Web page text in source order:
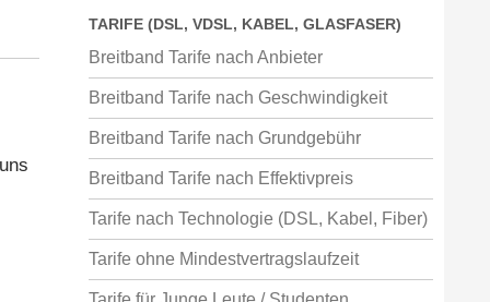
TARIFE (DSL, VDSL, KABEL, GLASFASER)
Breitband Tarife nach Anbieter
Breitband Tarife nach Geschwindigkeit
Breitband Tarife nach Grundgebühr
Breitband Tarife nach Effektivpreis
Tarife nach Technologie (DSL, Kabel, Fiber)
Tarife ohne Mindestvertragslaufzeit